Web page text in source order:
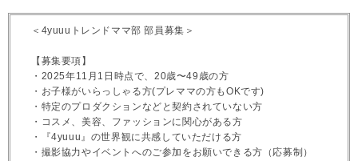
＜4yuuuトレンドママ部 部員募集＞
【募集要項】
・2025年11月1日時点で、20歳〜49歳の方
・お子様がいらっしゃる方(プレママの方もOKです)
・特定のプロダクションなどと契約されていない方
・コスメ、美容、ファッションに関心がある方
・『4yuuu』の世界観に共感していただける方
・撮影協力やイベントへのご参加をお願いできる方（応募制）